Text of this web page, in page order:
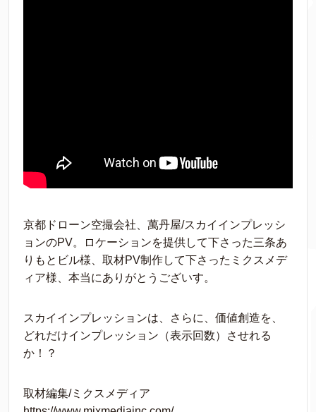
京都ドローン空撮会社、萬丹屋/スカイインプレッシ
ョンのPV。ロケーションを提供して下さった三条あ
りもとビル様、取材PV制作して下さったミクスメデ
ィア様、本当にありがとうございす。
スカイインプレッションは、さらに、価値創造を、
どれだけインプレッション（表示回数）させれる
か！？
取材編集/ミクスメディア